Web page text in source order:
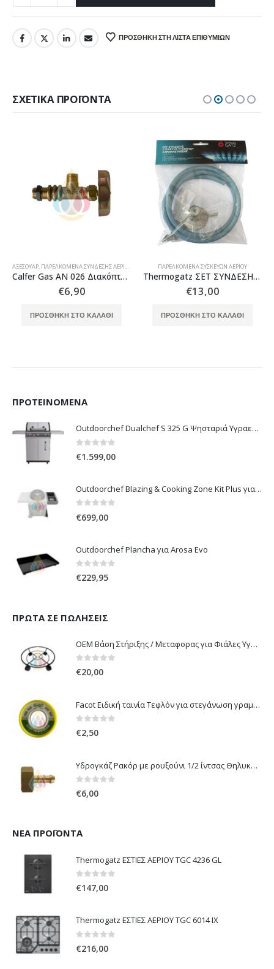
ΠΡΟΣΘΉΚΗ ΣΤΗ ΛΊΣΤΑ ΕΠΙΘΥΜΙΏΝ
ΣΧΕΤΙΚΆ ΠΡΟΪΌΝΤΑ
,ΠΑΡΕΛΚΌΜΕΝΑ ΣΥΣΚΕΥΏΝ ΑΕΡΊΟΥ
ΑΞΕΣΟΥΆΡ, ΠΑΡΕΛΚΌΜΕΝΑ ΣΎΝΔΕΣΗΣ ΑΕΡΊΟΥ ΠΑΡΕΛΚΌΜΕΝΑ ΣΥΣΚΕΥΏΝ ΑΕΡΊΟΥ
Calfer Gas AN 026 Διακόπτης Επαγγελματικής Συσκευής Υγραερίου με μια έξοδο
€6,90
ΠΡΟΣΘΉΚΗ ΣΤΟ ΚΑΛΆΘΙ
ΠΑΡΕΛΚΌΜΕΝΑ ΣΥΣΚΕΥΏΝ ΑΕΡΊΟΥ
Thermogatz ΣΕΤ ΣΥΝΔΕΣΗΣ ΧΑΜΗΛΗΣ ΠΙΕΣΗΣ ΜΕ RECA 1,5Kg
€13,00
ΠΡΟΣΘΉΚΗ ΣΤΟ ΚΑΛΆΘΙ
ΠΡΟΤΕΙΝΌΜΕΝΑ
Outdoorchef Dualchef S 325 G Ψησταριά Υγραερίου
€1.599,00
Outdoorchef Blazing & Cooking Zone Kit Plus για Ψησταριά Arosa Evo
€699,00
Outdoorchef Plancha για Arosa Evo
0out of 5
€229,95
ΠΡΏΤΑ ΣΕ ΠΩΛΉΣΕΙΣ
OEM Βάση Στήριξης / Μεταφορας για Φιάλες Υγραερίου 10 kg & 13 kg με ροδάκια
0out of 5
€20,00
Facot Ειδική ταινία Τεφλόν για στεγάνωση γραμμών αερίου 12m
0out of 5
€2,50
Υδρογκάζ Ρακόρ με ρουξούνι 1/2 ίντσας Θηλυκό Δεξιόστροφο για σύνδεση συσκευών με λάστιχο υγραερίου 8mm
0out of 5
€6,00
ΝΈΑ ΠΡΟΪΌΝΤΑ
Thermogatz ΕΣΤΙΕΣ ΑΕΡΙΟΥ TGC 4236 GL
0out of 5
€147,00
Thermogatz ΕΣΤΙΕΣ ΑΕΡΙΟΥ TGC 6014 IX
0out of 5
€216,00